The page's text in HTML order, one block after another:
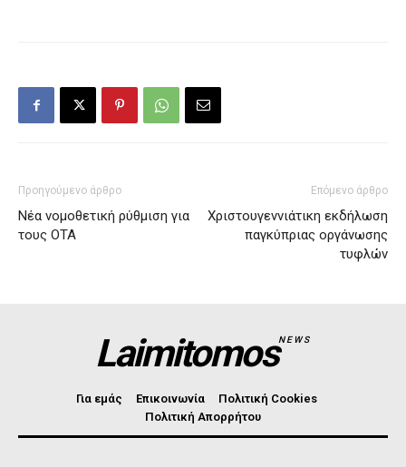
Προηγούμενο άρθρο
Νέα νομοθετική ρύθμιση για
τους ΟΤΑ
Επόμενο άρθρο
Χριστουγεννιάτικη εκδήλωση
παγκύπριας οργάνωσης
τυφλών
LaimitomosNEWS
Για εμάς Επικοινωνία
Πολιτική Cookies
Πολιτική Απορρήτου